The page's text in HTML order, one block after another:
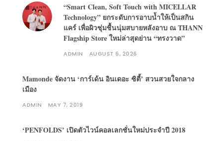
“Smart Clean, Soft Touch with MICELLAR
Technology” ยกระดับการอาบน้ำให้เป็นสกิน
แคร์ เพื่อผิวชุ่มชื้นนุ่มสบายหลังอาบ ณ THANN
Flagship Store ใหม่ล่าสุดย่าน “ทรงวาด”
ADMIN AUGUST 6, 2026
Mamonde จัดงาน ‘การ์เด้น อินเดอะ ซิตี้’ สวนสวยใจกลาง
เมือง
ADMIN MAY 7, 2019
‘PENFOLDS’ เปิดตัวไวน์คอลเลกชั่นใหม่ประจำปี 2018